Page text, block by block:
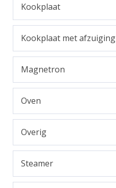
Kookplaat
Kookplaat met afzuiging
Magnetron
Oven
Overig
Steamer